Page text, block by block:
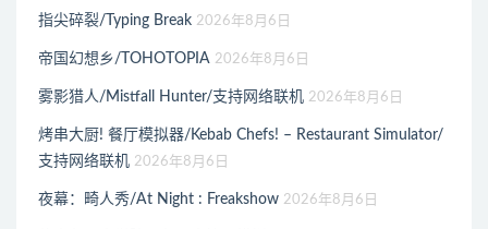
指尖碎裂/Typing Break 2026年8月6日
帝国幻想乡/TOHOTOPIA 2026年8月6日
雾影猎人/Mistfall Hunter/支持网络联机 2026年8月6日
烤串大厨! 餐厅模拟器/Kebab Chefs! – Restaurant Simulator/
支持网络联机 2026年8月6日
夜幕：畸人秀/At Night : Freakshow 2026年8月6日